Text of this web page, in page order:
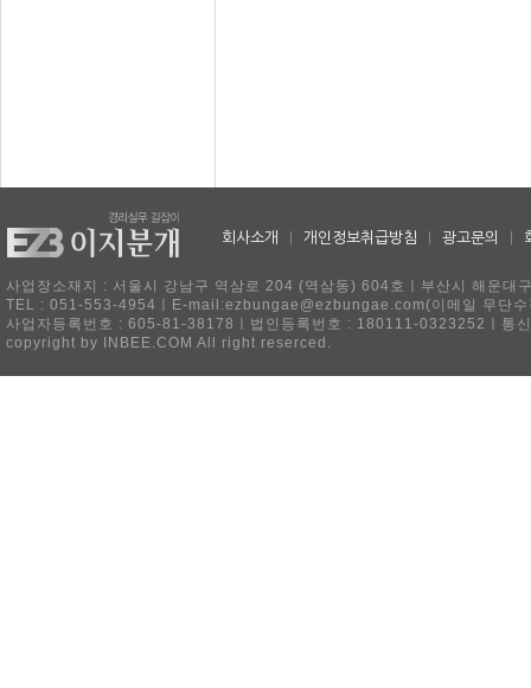
회사소개 개인정보취급방침 광고문의
사업장소재지 : 서울시 강남구 역삼로 204 (역삼동) 604호ㅣ부산시 해운
TEL : 051-553-4954ㅣE-mail:ezbungae@ezbungae.com(이메일 무단수
사업자등록번호 : 605-81-38178ㅣ법인등록번호 : 180111-0323252ㅣ통
copyright by INBEE.COM All right reserced.